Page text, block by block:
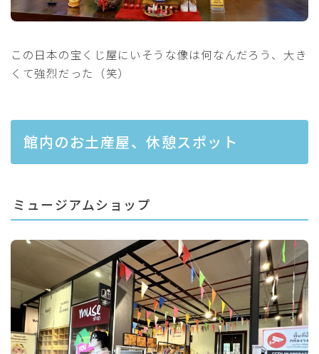
この日本の宝くじ屋にいそうな像は何なんだろう、大き
くて強烈だった（笑）
館内のお土産屋、休憩スポット
ミュージアムショップ